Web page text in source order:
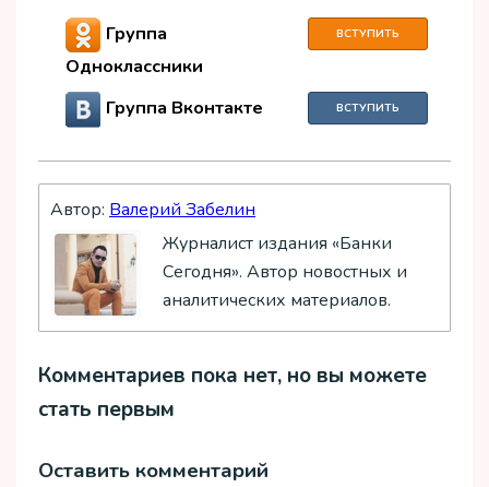
Группа
Одноклассники
ВСТУПИТЬ
Группа Вконтакте ВСТУПИТЬ
Автор: Валерий Забелин
Журналист издания «Банки
Сегодня». Автор новостных и
аналитических материалов.
Комментариев пока нет, но вы можете
стать первым
Оставить комментарий